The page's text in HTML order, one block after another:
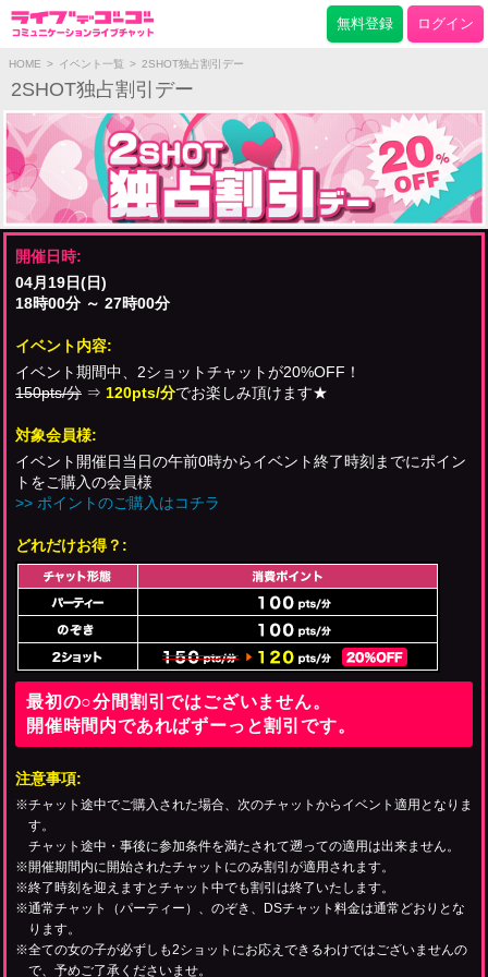
無料登録 ログイン
HOME > イベント一覧 > 2SHOT独占割引デー
2SHOT独占割引デー
開催日時:
04月19日(日)
18時00分 ～ 27時00分
イベント内容:
イベント期間中、2ショットチャットが20%OFF！
150pts/分 ⇒ 120pts/分でお楽しみ頂けます★
対象会員様:
イベント開催日当日の午前0時からイベント終了時刻までにポイン
トをご購入の会員様
>> ポイントのご購入はコチラ
どれだけお得？:
最初の○分間割引ではございません。
開催時間内であればずーっと割引です。
注意事項:
※チャット途中でご購入された場合、次のチャットからイベント適用となりま
す。
チャット途中・事後に参加条件を満たされて遡っての適用は出来ません。
※開催期間内に開始されたチャットにのみ割引が適用されます。
※終了時刻を迎えますとチャット中でも割引は終了いたします。
※通常チャット（パーティー）、のぞき、DSチャット料金は通常どおりとな
ります。
※全ての女の子が必ずしも2ショットにお応えできるわけではございませんの
で、予めご了承くださいませ。